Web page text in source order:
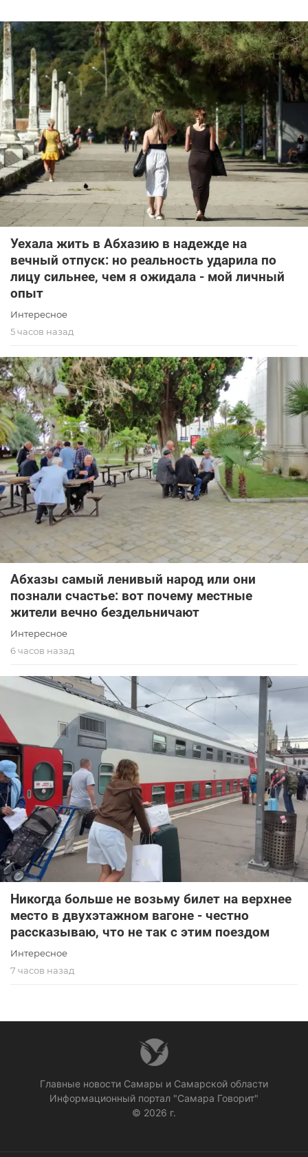
Уехала жить в Абхазию в надежде на
вечный отпуск: но реальность ударила по
лицу сильнее, чем я ожидала - мой личный
опыт
Интересное
5 часов назад
Абхазы самый ленивый народ или они
познали счастье: вот почему местные
жители вечно бездельничают
Интересное
6 часов назад
Никогда больше не возьму билет на верхнее
место в двухэтажном вагоне - честно
рассказываю, что не так с этим поездом
Интересное
7 часов назад
Главные новости Самары и Самарской области
Информационный портал "Самара Говорит"
© 2026 г.